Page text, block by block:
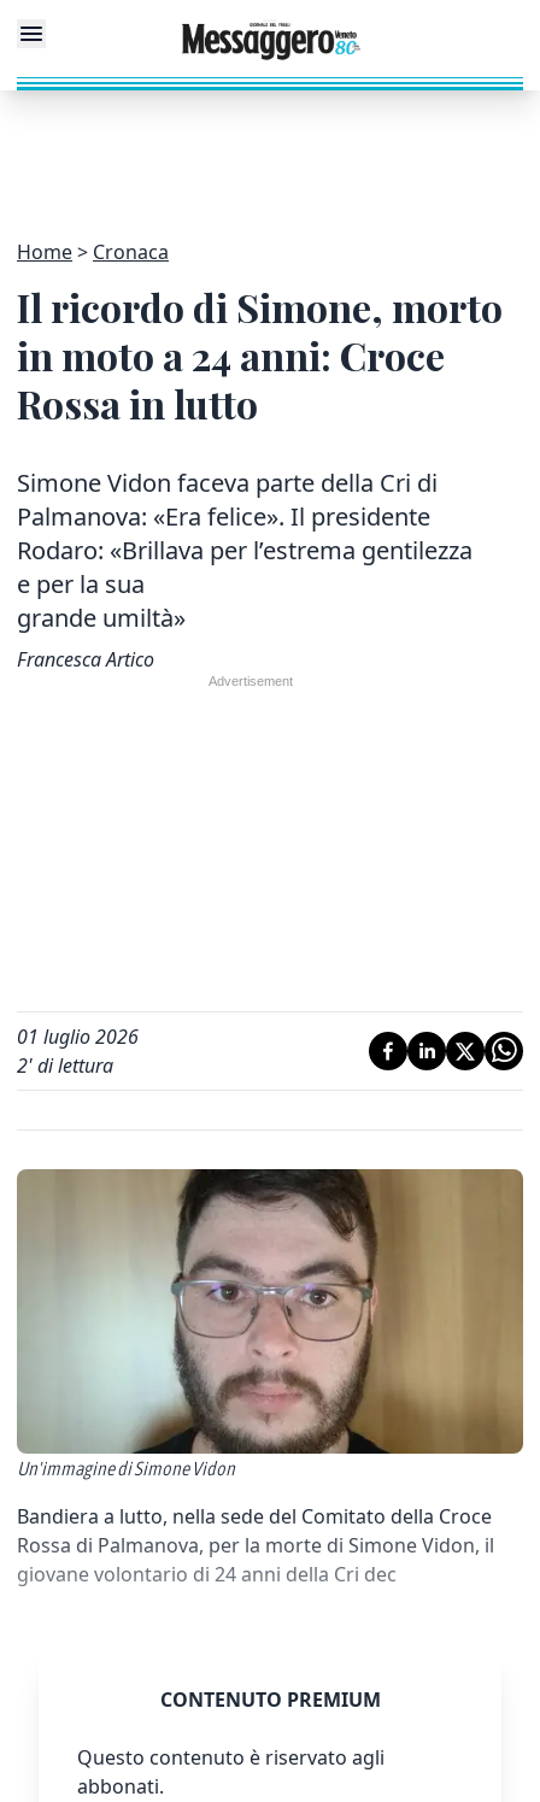
Home Cronaca
Il ricordo di Simone, morto
in moto a 24 anni: Croce
Rossa in lutto
Simone Vidon faceva parte della Cri di
Palmanova: «Era felice». Il presidente
Rodaro: «Brillava per l’estrema gentilezza
e per la sua
grande umiltà»
Francesca Artico
01 luglio 2026
2' di lettura
Un'immagine di Simone Vidon
Bandiera a lutto, nella sede del Comitato della Croce
Rossa di Palmanova, per la morte di Simone Vidon, il
giovane volontario di 24 anni della Cri dec
CONTENUTO PREMIUM
Questo contenuto è riservato agli
abbonati.